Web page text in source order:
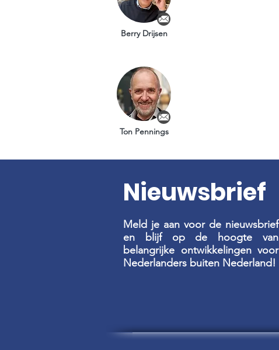
Berry Drijsen
Ton Pennings
Nieuwsbrief
Meld je aan voor de nieuwsbrief
en blijf op de hoogte van
belangrijke ontwikkelingen voor
Nederlanders buiten Nederland!